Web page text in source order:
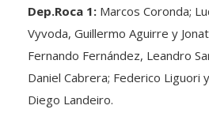
Dep.Roca 1: Marcos Coronda;
Vyvoda, Guillermo Aguirre y
Fernando Fernández, Leandro
Daniel Cabrera; Federico Liguori
Diego Landeiro.